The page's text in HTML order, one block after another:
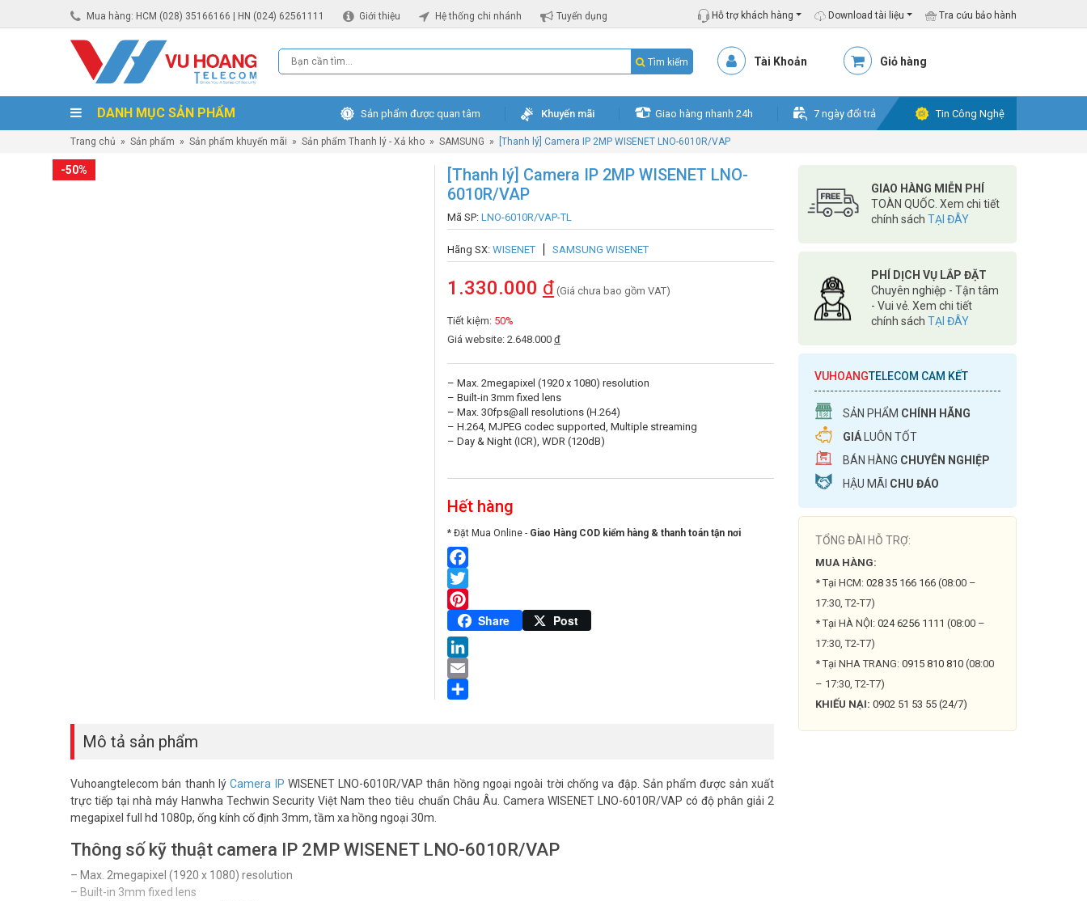
Mua hàng: HCM (028) 35166166 | HN (024) 62561111 Giới thiệu Hệ thống chi nhánh Tuyển dụng Hỗ trợ khách hàng Download tài liệu Tra cứu bảo hành
Tìm kiếm Tài Khoản Giỏ hàng
DANH MỤC SẢN PHẨM Sản phẩm được quan tâm Khuyến mãi Giao hàng nhanh 24h 7 ngày đổi trả Tin Công Nghệ
Trang chủ » Sản phẩm » Sản phẩm khuyến mãi » Sản phẩm Thanh lý - Xả kho » SAMSUNG » [Thanh lý] Camera IP 2MP WISENET LNO-6010R/VAP
-50%
[Thanh lý] Camera IP 2MP WISENET LNO-
6010R/VAP
Mã SP: LNO-6010R/VAP-TL
Hãng SX: WISENET SAMSUNG WISENET
1.330.000 đ (Giá chưa bao gồm VAT)
Tiết kiệm: 50%
Giá website: 2.648.000 đ
– Max. 2megapixel (1920 x 1080) resolution
– Built-in 3mm fixed lens
– Max. 30fps@all resolutions (H.264)
– H.264, MJPEG codec supported, Multiple streaming
– Day & Night (ICR), WDR (120dB)
Hết hàng
* Đặt Mua Online - Giao Hàng COD kiểm hàng & thanh toán tận nơi
Facebook
Twitter
Pinterest
Share Post
LinkedIn
Email
Mô tả sản phẩm
Vuhoangtelecom bán thanh lýCamera IP WISENET LNO-6010R/VAP thân hồng ngoại ngoài trời chống va đập. Sản phẩm được sản xuất
trực tiếp tại nhà máy Hanwha Techwin Security Việt Nam theo tiêu chuẩn Châu Âu. Camera WISENET LNO-6010R/VAP có độ phân giải 2
megapixel full hd 1080p, ống kính cố định 3mm, tầm xa hồng ngoại 30m.
Thông số kỹ thuật camera IP 2MP WISENET LNO-6010R/VAP
– Max. 2megapixel (1920 x 1080) resolution
– Built-in 3mm fixed lens
GIAO HÀNG MIỄN PHÍ
TOÀN QUỐC. Xem chi tiết
chính sách TẠI ĐÂY
PHÍ DỊCH VỤ LẮP ĐẶT
Chuyên nghiệp - Tận tâm
- Vui vẻ. Xem chi tiết
chính sách TẠI ĐÂY
VUHOANGTELECOM CAM KẾT
SẢN PHẨM CHÍNH HÃNG
GIÁ LUÔN TỐT
BÁN HÀNG CHUYÊN NGHIỆP
HẬU MÃI CHU ĐÁO
TỔNG ĐÀI HỖ TRỢ:
MUA HÀNG:
* Tại HCM: 028 35 166 166 (08:00 –
17:30, T2-T7)
* Tại HÀ NỘI: 024 6256 1111 (08:00 –
17:30, T2-T7)
* Tại NHA TRANG: 0915 810 810 (08:00
– 17:30, T2-T7)
KHIẾU NẠI: 0902 51 53 55 (24/7)